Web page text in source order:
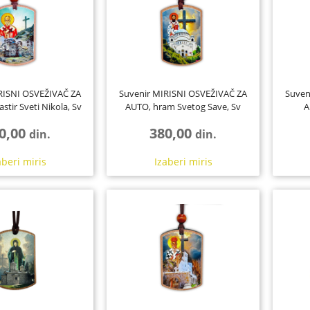
Gips
Staklo
Plastika, resin, fimo i smole
6
OSVEŽIVAČ ZA
Sveti Nikola, Sv
din.
miris
Suvenir MIRISNI OSVEŽIVAČ ZA
AUTO, hram Svetog Save, Sv
380,00din.
Izaberi miris